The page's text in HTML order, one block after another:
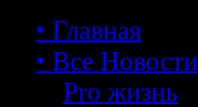
• Главная
• Все Новости
Pro жизнь